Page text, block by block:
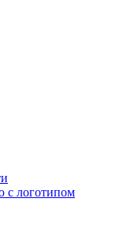
с логотипом